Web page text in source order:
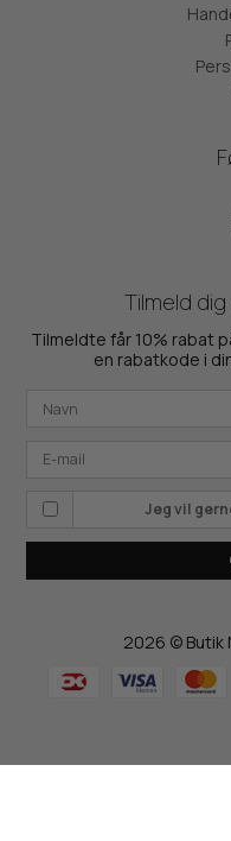
Tilmeld
Tilmeldte får 10% rabat
en rabatkode i
Jeg vil
2026 © Butik